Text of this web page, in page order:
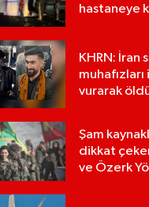
hastaneye
KHRN: İran
vurarak
Şam
dikkat
ve Özerk